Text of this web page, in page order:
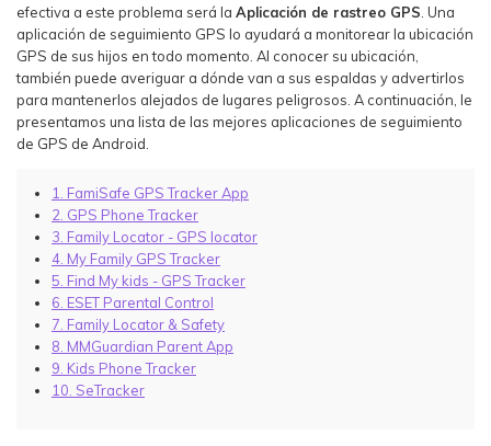
efectiva a este problema será la Aplicación de rastreo GPS . Una
aplicación de seguimiento GPS lo ayudará a monitorear la ubicación
GPS de sus hijos en todo momento. Al conocer su ubicación,
también puede averiguar a dónde van a sus espaldas y advertirlos
para mantenerlos alejados de lugares peligrosos. A continuación, le
presentamos una lista de las mejores aplicaciones de seguimiento
de GPS de Android.
1. FamiSafe GPS Tracker App
2. GPS Phone Tracker
3. Family Locator - GPS locator
4. My Family GPS Tracker
5. Find My kids - GPS Tracker
6. ESET Parental Control
7. Family Locator & Safety
8. MMGuardian Parent App
9. Kids Phone Tracker
10. SeTracker